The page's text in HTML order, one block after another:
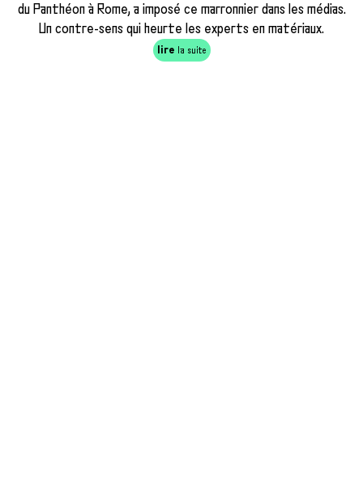
du Panthéon à Rome, a imposé ce marronnier dans les médias.
Un contre-sens qui heurte les experts en matériaux.
lire la suite